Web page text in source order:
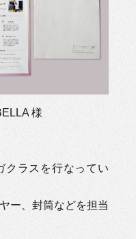
様
クラスを行なってい
ー、封筒などを担当